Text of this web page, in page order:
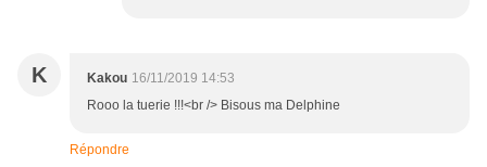
K Kakou 16/11/2019 14:53
Rooo la tuerie !!!<br /> Bisous ma Delphine
Répondre